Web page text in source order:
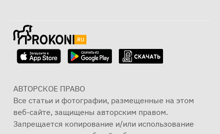
АВТОРСКОЕ ПРАВО
Все статьи и фотографии, размещенные на этом
веб-сайте, защищены авторским правом.
Запрещается копирование и/или использование